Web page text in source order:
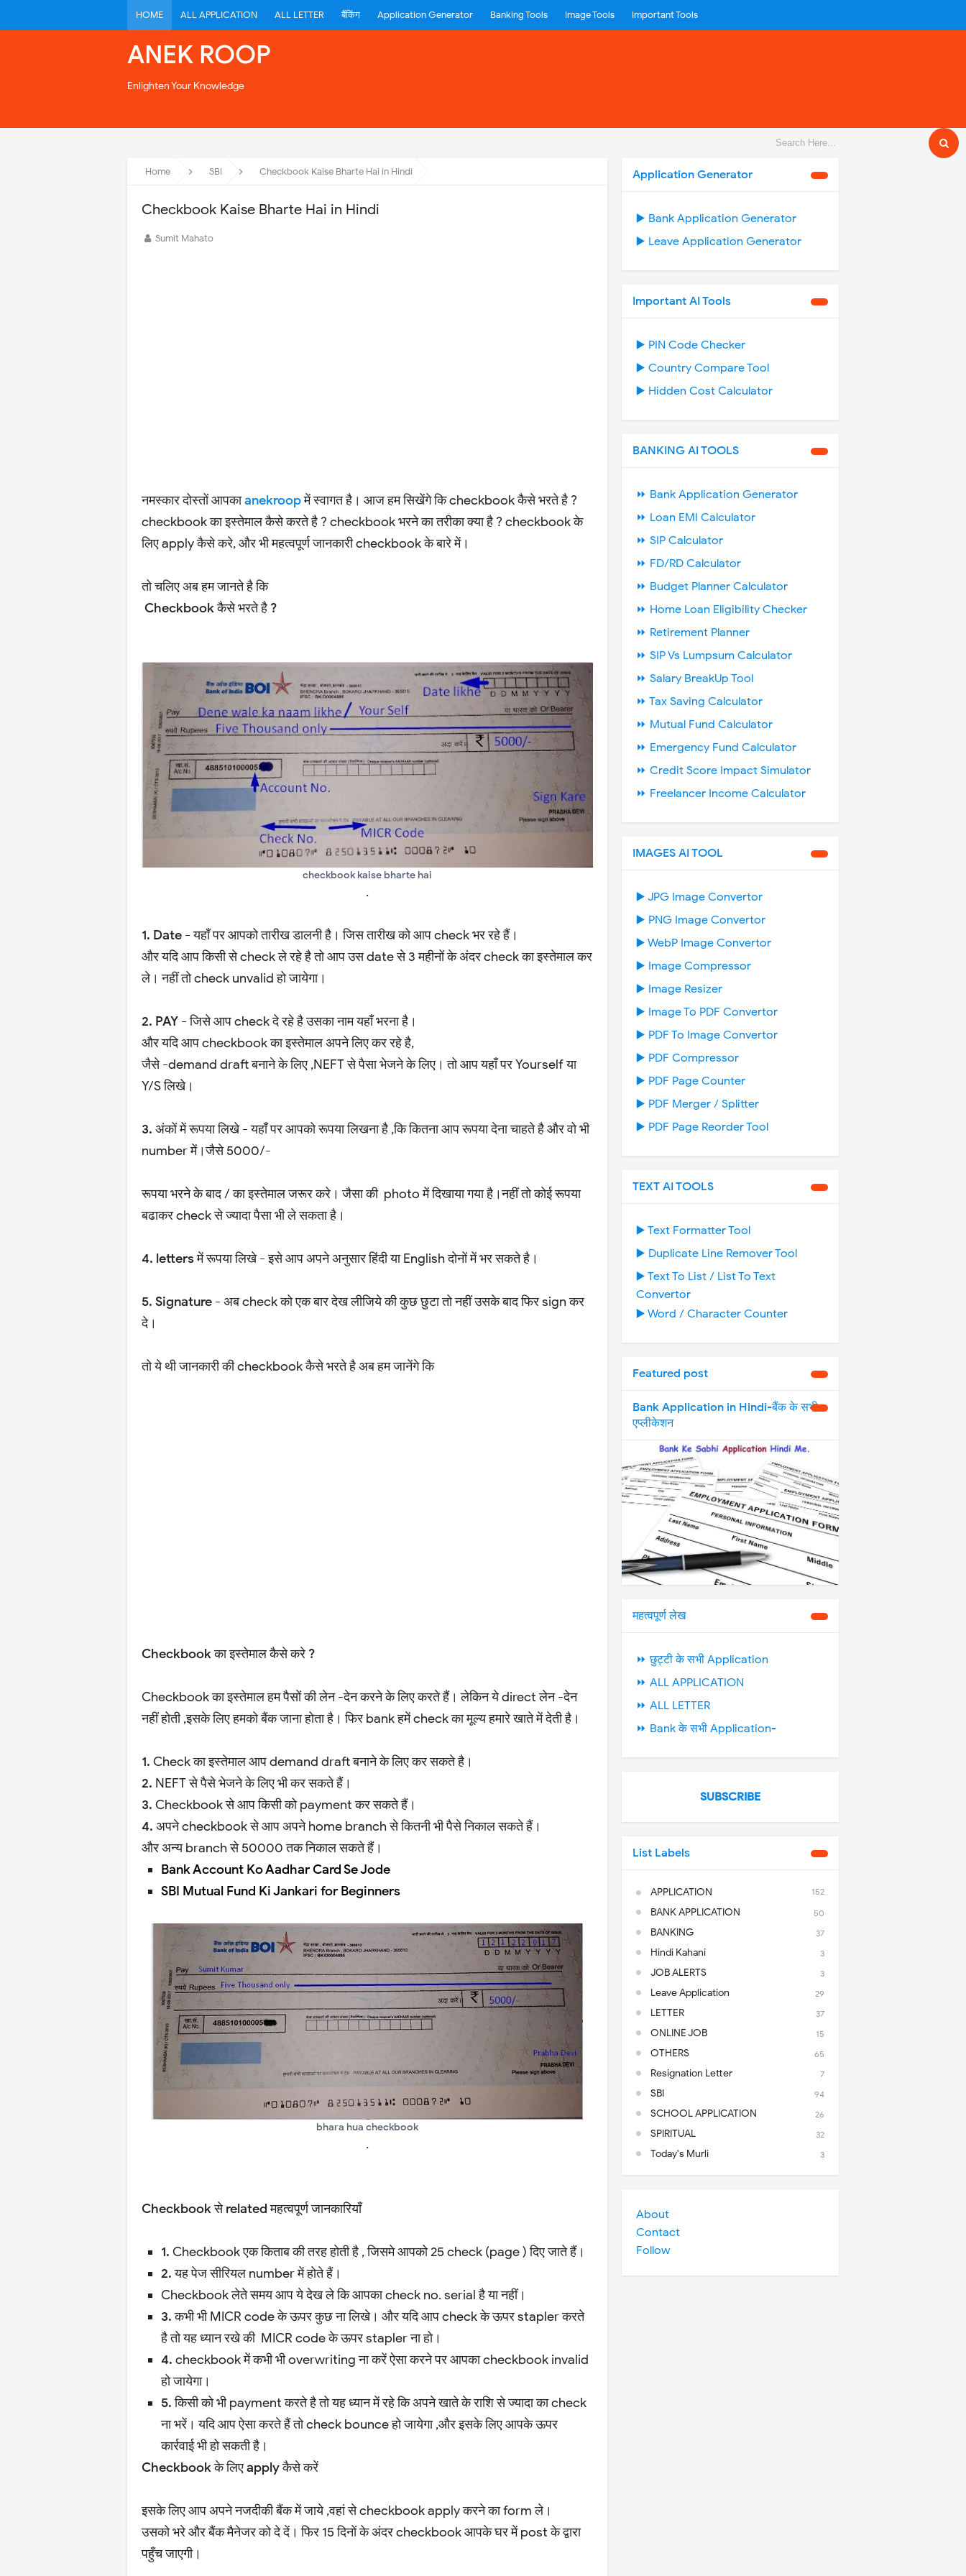
HOME ALL APPLICATION ALL LETTER बैंकिंग Application Generator Banking Tools Image Tools Important Tools
ANEK ROOP
Enlighten Your Knowledge
Home SBI Checkbook Kaise Bharte Hai in Hindi
Checkbook Kaise Bharte Hai in Hindi
Sumit Mahato
नमस्कार दोस्तों आपकाanekroopमें स्वागत है। आज हम सिखेंगे कि checkbook कैसे भरते है ?
checkbook का इस्तेमाल कैसे करते है ? checkbook भरने का तरीका क्या है ? checkbook के
लिए apply कैसे करे, और भी महत्वपूर्ण जानकारी checkbook के बारे में।
तो चलिए अब हम जानते है कि
Checkbook कैसे भरते है ?
checkbook kaise bharte hai
.
1. Date -यहाँ पर आपको तारीख डालनी है। जिस तारीख को आप check भर रहे हैं।
और यदि आप किसी से check ले रहे है तो आप उस date से 3 महीनों के अंदर check का इस्तेमाल कर
ले। नहीं तो check unvalid हो जायेगा।
2. PAY -जिसे आप check दे रहे है उसका नाम यहाँ भरना है।
और यदि आप checkbook का इस्तेमाल अपने लिए कर रहे है,
जैसे -demand draft बनाने के लिए ,NEFT से पैसा भेजने के लिए। तो आप यहाँ पर Yourself या
Y/S लिखे।
3. अंकों में रूपया लिखे -यहाँ पर आपको रूपया लिखना है ,कि कितना आप रूपया देना चाहते है और वो भी
number में।जैसे 5000/-
रूपया भरने के बाद / का इस्तेमाल जरूर करे। जैसा की photo में दिखाया गया है।नहीं तो कोई रूपया
बढाकर check से ज्यादा पैसा भी ले सकता है।
4. letters में रूपया लिखे -इसे आप अपने अनुसार हिंदी या English दोनों में भर सकते है।
5. Signature - अब check को एक बार देख लीजिये की कुछ छुटा तो नहीं उसके बाद फिर sign कर
दे।
तो ये थी जानकारी की checkbook कैसे भरते है अब हम जानेंगे कि
Checkbook का इस्तेमाल कैसे करे ?
Checkbook का इस्तेमाल हम पैसों की लेन -देन करने के लिए करते हैं। लेकिन ये direct लेन -देन
नहीं होती ,इसके लिए हमको बैंक जाना होता है। फिर bank हमें check का मूल्य हमारे खाते में देती है।
1. Check का इस्तेमाल आप demand draft बनाने के लिए कर सकते है।
2. NEFT से पैसे भेजने के लिए भी कर सकते हैं।
3. Checkbook से आप किसी को payment कर सकते हैं।
4. अपने checkbook से आप अपने home branch से कितनी भी पैसे निकाल सकते हैं।
और अन्य branch से 50000 तक निकाल सकते हैं।
Bank Account Ko Aadhar Card Se Jode
SBI Mutual Fund Ki Jankari for Beginners
bhara hua checkbook
.
Checkbook से related महत्वपूर्ण जानकारियाँ
1. Checkbook एक किताब की तरह होती है , जिसमे आपको 25 check (page ) दिए जाते हैं।
2.यह पेज सीरियल number में होते हैं।
Checkbook लेते समय आप ये देख ले कि आपका check no. serial है या नहीं।
3.कभी भी MICR code के ऊपर कुछ ना लिखे। और यदि आप check के ऊपर stapler करते
है तो यह ध्यान रखे की MICR code के ऊपर stapler ना हो।
4. checkbook में कभी भी overwriting ना करें ऐसा करने पर आपका checkbook invalid
हो जायेगा।
5.किसी को भी payment करते है तो यह ध्यान में रहे कि अपने खाते के राशि से ज्यादा का check
ना भरें। यदि आप ऐसा करते हैं तो check bounce हो जायेगा ,और इसके लिए आपके ऊपर
कार्रवाई भी हो सकती है।
Checkbook के लिए apply कैसे करें
इसके लिए आप अपने नजदीकी बैंक में जाये ,वहां से checkbook apply करने का form ले।
उसको भरे और बैंक मैनेजर को दे दें। फिर 15 दिनों के अंदर checkbook आपके घर में post के द्वारा
पहुँच जाएगी।
Application Generator
▶️ Bank Application Generator
▶️ Leave Application Generator
Important AI Tools
▶️ PIN Code Checker
▶️ Country Compare Tool
▶️ Hidden Cost Calculator
BANKING AI TOOLS
⏩ Bank Application Generator
⏩ Loan EMI Calculator
⏩ SIP Calculator
⏩ FD/RD Calculator
⏩ Budget Planner Calculator
⏩ Home Loan Eligibility Checker
⏩ Retirement Planner
⏩ SIP Vs Lumpsum Calculator
⏩ Salary BreakUp Tool
⏩ Tax Saving Calculator
⏩ Mutual Fund Calculator
⏩ Emergency Fund Calculator
⏩ Credit Score Impact Simulator
⏩ Freelancer Income Calculator
IMAGES AI TOOL
▶️ JPG Image Convertor
▶️ PNG Image Convertor
▶️ WebP Image Convertor
▶️ Image Compressor
▶️ Image Resizer
▶️ Image To PDF Convertor
▶️ PDF To Image Convertor
▶️ PDF Compressor
▶️ PDF Page Counter
▶️ PDF Merger / Splitter
▶️ PDF Page Reorder Tool
TEXT AI TOOLS
▶️ Text Formatter Tool
▶️ Duplicate Line Remover Tool
▶️ Text To List / List To Text
Convertor
▶️ Word / Character Counter
Featured post
Bank Application in Hindi-बैंक के सभी
एप्लीकेशन
महत्वपूर्ण लेख
⏩ छुट्टी के सभी Application
⏩ ALL APPLICATION
⏩ ALL LETTER
⏩ Bank के सभी Application-
SUBSCRIBE
List Labels
APPLICATION 152
BANK APPLICATION 50
BANKING 37
Hindi Kahani 3
JOB ALERTS 3
Leave Application 29
LETTER 37
ONLINE JOB 15
OTHERS 65
Resignation Letter 7
SBI 94
SCHOOL APPLICATION 26
SPIRITUAL 32
Today's Murli 3
About
Contact
Follow